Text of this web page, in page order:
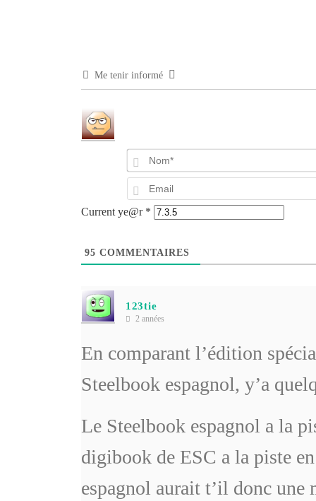
Me tenir informé
Current ye@r *
95 COMMENTAIRES
123tie
2 années
En comparant l’édition
Steelbook espagnol, y’a
Le Steelbook espagnol a la
digibook de ESC a la piste
espagnol aurait t’il donc une